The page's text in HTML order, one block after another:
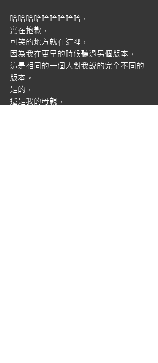
哈哈哈哈哈哈哈哈哈，
實在抱歉，
可笑的地方就在這裡，
因為我在更早的時候聽過另個版本，
這是相同的一個人對我說的完全不同的
版本。
是的，
還是我的母親，